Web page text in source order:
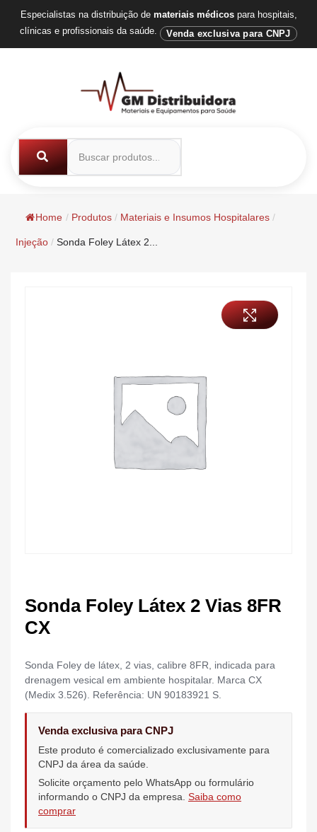
Especialistas na distribuição de materiais médicospara hospitais,
clínicas e profissionais da saúde.
Venda exclusiva para CNPJ
Home / Produtos / Materiais e Insumos Hospitalares /
Injeção / Sonda Foley Látex 2...
Sonda Foley Látex 2 Vias 8FR
CX
Sonda Foley de látex, 2 vias, calibre 8FR, indicada para
drenagem vesical em ambiente hospitalar. Marca CX
(Medix 3.526). Referência: UN 90183921 S.
Venda exclusiva para CNPJ
Este produto é comercializado exclusivamente para
CNPJ da área da saúde.
Solicite orçamento pelo WhatsApp ou formulário
informando o CNPJ da empresa. Saiba como
comprar